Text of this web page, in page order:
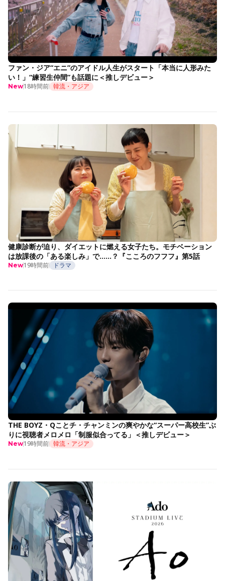
ファン・ジア“エニ”のアイドル人生がスタート「本当に人形みた
い！」“練習生仲間”も話題に＜推しデビュー＞
New18時間前 韓流・アジア
健康診断が迫り、ダイエットに燃える女子たち。モチベーション
は放課後の「ある楽しみ」で……？『こころのフフフ』第5話
New19時間前 ドラマ
THE BOYZ・Qことチ・チャンミンの爽やかな“スーパー高校生”ぶ
りに視聴者メロメロ「制服似合ってる」＜推しデビュー＞
New19時間前 韓流・アジア